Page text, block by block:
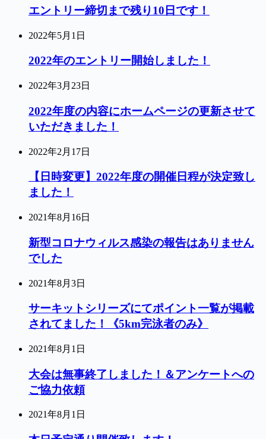
エントリー締切まで残り10日です！
2022年5月1日
2022年のエントリー開始しました！
2022年3月23日
2022年度の内容にホームページの更新させて
いただきました！
2022年2月17日
【日時変更】2022年度の開催日程が決定致し
ました！
2021年8月16日
新型コロナウィルス感染の報告はありません
でした
2021年8月3日
サーキットシリーズにてポイント一覧が掲載
されてました！《5km完泳者のみ》
2021年8月1日
大会は無事終了しました！＆アンケートへの
ご協力依頼
2021年8月1日